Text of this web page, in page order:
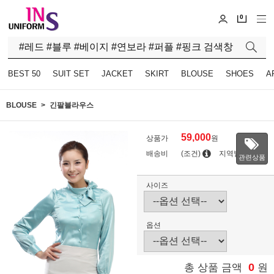
0
BEST 50 SUIT SET JACKET SKIRT BLOUSE SHOES
BLOUSE 긴팔블라우스
상품가 59,000원
배송비
(조건) 지역별관련상품
사이즈
옵션
총 상품 금액 0 원